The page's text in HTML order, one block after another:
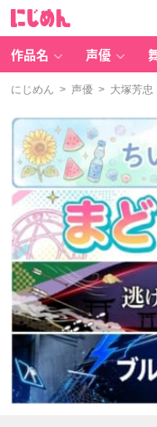
作品名 声優
にじめん > 声優 > 大塚芳忠